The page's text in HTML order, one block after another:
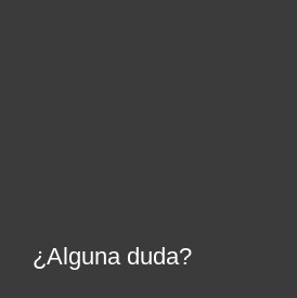
¿Alguna duda?